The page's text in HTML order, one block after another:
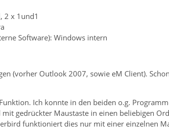
2 x 1und1
Software): Windows intern
(vorher Outlook 2007, sowie eM Client).
Ich konnte in den beiden o.g.
gedrückter Maustaste in einen beliebigen
funktioniert dies nur mit einer einzelnen